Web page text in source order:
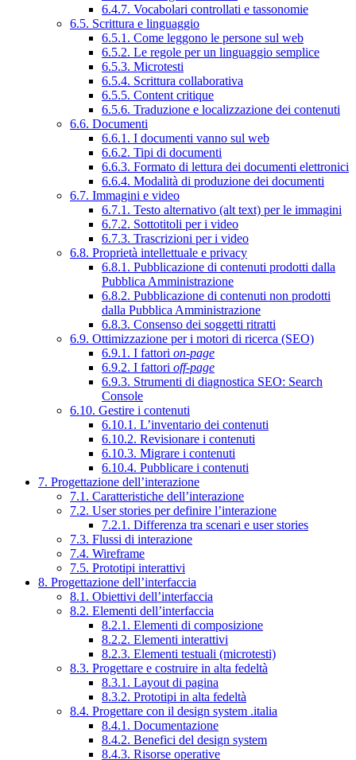
6.4.7. Vocabolari controllati e tassonomie
6.5. Scrittura e linguaggio
6.5.1. Come leggono le persone sul web
6.5.2. Le regole per un linguaggio semplice
6.5.3. Microtesti
6.5.4. Scrittura collaborativa
6.5.5. Content critique
6.5.6. Traduzione e localizzazione dei contenuti
6.6. Documenti
6.6.1. I documenti vanno sul web
6.6.2. Tipi di documenti
6.6.3. Formato di lettura dei documenti elettronici
6.6.4. Modalità di produzione dei documenti
6.7. Immagini e video
6.7.1. Testo alternativo (alt text) per le immagini
6.7.2. Sottotitoli per i video
6.7.3. Trascrizioni per i video
6.8. Proprietà intellettuale e privacy
6.8.1. Pubblicazione di contenuti prodotti dalla
Pubblica Amministrazione
6.8.2. Pubblicazione di contenuti non prodotti
dalla Pubblica Amministrazione
6.8.3. Consenso dei soggetti ritratti
6.9. Ottimizzazione per i motori di ricerca (SEO)
6.9.1. I fattori on-page
6.9.2. I fattori off-page
6.9.3. Strumenti di diagnostica SEO: Search
Console
6.10. Gestire i contenuti
6.10.1. L’inventario dei contenuti
6.10.2. Revisionare i contenuti
6.10.3. Migrare i contenuti
6.10.4. Pubblicare i contenuti
7. Progettazione dell’interazione
7.1. Caratteristiche dell’interazione
7.2. User stories per definire l’interazione
7.2.1. Differenza tra scenari e user stories
7.3. Flussi di interazione
7.4. Wireframe
7.5. Prototipi interattivi
8. Progettazione dell’interfaccia
8.1. Obiettivi dell’interfaccia
8.2. Elementi dell’interfaccia
8.2.1. Elementi di composizione
8.2.2. Elementi interattivi
8.2.3. Elementi testuali (microtesti)
8.3. Progettare e costruire in alta fedeltà
8.3.1. Layout di pagina
8.3.2. Prototipi in alta fedeltà
8.4. Progettare con il design system .italia
8.4.1. Documentazione
8.4.2. Benefici del design system
8.4.3. Risorse operative